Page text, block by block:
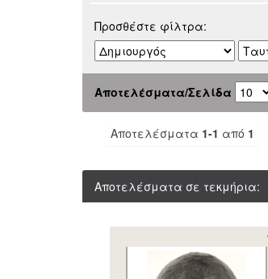
Προσθέστε φίλτρα:
Αποτελέσματα/Σελίδα
Αποτελέσματα 1-1 από 1
Αποτελέσματα σε τεκμήρια: